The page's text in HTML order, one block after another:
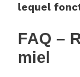
lequel
FAQ –
miel